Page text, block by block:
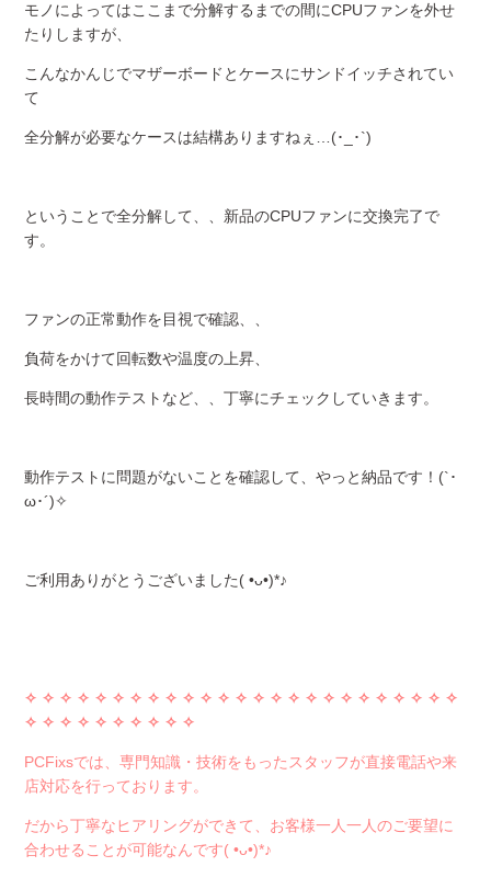
モノによってはここまで分解するまでの間にCPUファンを外せ
たりしますが、
こんなかんじでマザーボードとケースにサンドイッチされてい
て
全分解が必要なケースは結構ありますねぇ…(･_･`)
ということで全分解して、、新品のCPUファンに交換完了で
す。
ファンの正常動作を目視で確認、、
負荷をかけて回転数や温度の上昇、
長時間の動作テストなど、、丁寧にチェックしていきます。
動作テストに問題がないことを確認して、やっと納品です！(`･
ω･´)✧
ご利用ありがとうございました( •ᴗ•)*♪
✧ ✧ ✧ ✧ ✧ ✧ ✧ ✧ ✧ ✧ ✧ ✧ ✧ ✧ ✧ ✧ ✧ ✧ ✧ ✧ ✧ ✧ ✧ ✧ ✧
✧ ✧ ✧ ✧ ✧ ✧ ✧ ✧ ✧ ✧
PCFixsでは、専門知識・技術をもったスタッフが直接電話や来
店対応を行っております。
だから丁寧なヒアリングができて、お客様一人一人のご要望に
合わせることが可能なんです( •ᴗ•)*♪